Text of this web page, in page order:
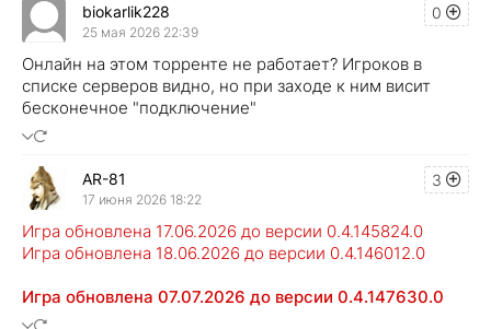
0
biokarlik228
25 мая 2026 22:39
Онлайн на этом торренте не работает? Игроков в
списке серверов видно, но при заходе к ним висит
бесконечное "подключение"
3
AR-81
17 июня 2026 18:22
Игра обновлена 17.06.2026 до версии 0.4.145824.0
Игра обновлена 18.06.2026 до версии 0.4.146012.0
Игра обновлена 07.07.2026 до версии 0.4.147630.0